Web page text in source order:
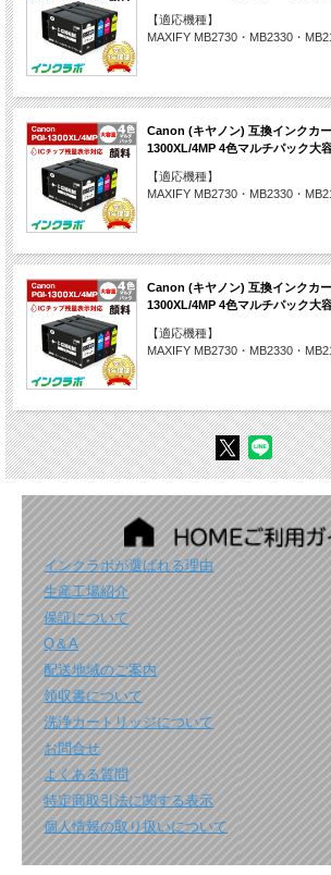
【適応機種】
MAXIFY MB2730・MB2330・
Canon (キヤノン) 互換インクカ
1300XL/4MP 4色マルチパック大
【適応機種】
MAXIFY MB2730・MB2330・
Canon (キヤノン) 互換インクカ
1300XL/4MP 4色マルチパック大
【適応機種】
MAXIFY MB2730・MB2330・
インクラボが選ばれる理由
生産工場紹介
保証について
Q＆A
配送地域のご案内
領収書について
洗浄カートリッジについて
お問合せ
よくある質問
特定商取引法に関する表示
個人情報の取り扱いについて